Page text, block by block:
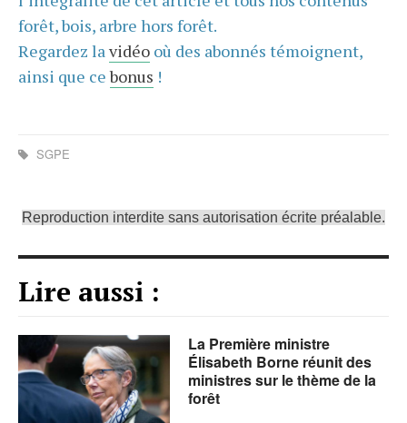
forêt, bois, arbre hors forêt.
Regardez lavidéo où des abonnés témoignent,
ainsi que cebonus !
SGPE
Reproduction interdite sans autorisation écrite préalable.
Lire aussi :
La Première ministre
Élisabeth Borne réunit des
ministres sur le thème de la
forêt